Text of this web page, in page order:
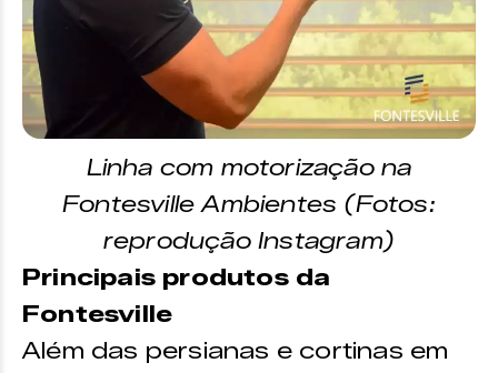
Linha com motorização na
Fontesville Ambientes (Fotos:
reprodução Instagram)
Principais produtos da
Fontesville
Além das persianas e cortinas em